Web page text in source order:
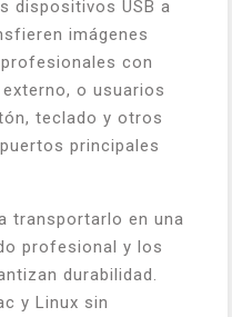
dispositivos USB a
imágenes
con
o usuarios
teclado y otros
principales
transportarlo en una
profesional y los
durabilidad.
y Linux sin